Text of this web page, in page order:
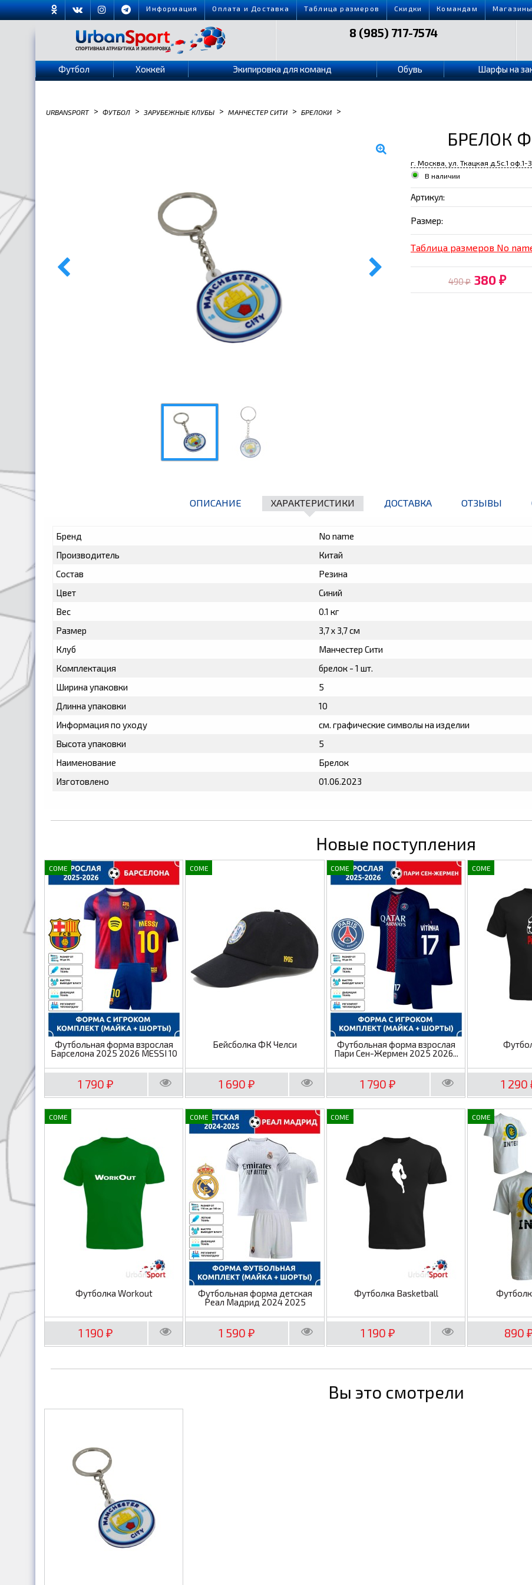
Информация Оплата и Доставка Таблица размеров Скидки Командам
8 (985) 717-7574
Футбол Хоккей Экипировка для команд Обувь Шарфы на
URBANSPORT > ФУТБОЛ > ЗАРУБЕЖНЫЕ КЛУБЫ > МАНЧЕСТЕР СИТИ > БРЕЛОКИ >
БРЕЛОК
г. Москва, ул. Ткацкая д.5с.1 оф.1-
В наличии
Артикул:
Размер:
Таблица размеров No
490₽ 380₽
ОПИСАНИЕ ХАРАКТЕРИСТИКИ ДОСТАВКА ОТЗЫВЫ
Бренд
No name
Производитель
Китай
Состав
Резина
Цвет
Синий
Вес
0.1 кг
Размер
3,7 х 3,7 см
Клуб
Манчестер Сити
Комплектация
брелок - 1 шт.
Ширина упаковки
5
Длинна упаковки
10
Информация по уходу
см. графические символы на изделии
Высота упаковки
5
Наименование
Брелок
Изготовлено
01.06.2023
Новые поступления
COME
Футбольная форма взрослая
Барселона 2025 2026 MESSI 10
1 790₽
COME
Бейсболка ФК Челси
1 690₽
COME
Футбольная форма взрослая
Пари Сен-Жермен 2025 2026...
1 790₽
COME
1 290
COME
Футболка Workout
1 190₽
COME
Футбольная форма детская
Реал Мадрид 2024 2025
1 590₽
COME
Футболка Basketball
1 190₽
COME
890
Вы это смотрели